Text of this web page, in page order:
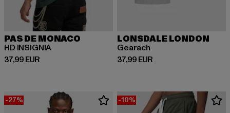
PAS DE MONACO
HD INSIGNIA
37,99 EUR
Prix courant: 37,99 EUR
LONSDALE LONDON
Gearach
37,99 EUR
Prix courant: 37,99 EUR
-27% -10%